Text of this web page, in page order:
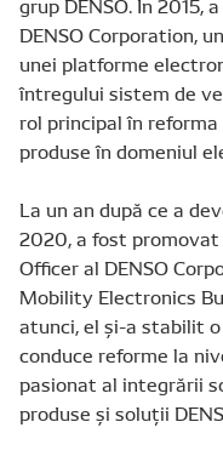
DENSO Corporation,
unei platforme
întregului sistem de
rol principal în
produse în domeniul
La un an după ce a
2020, a fost
Officer al DENSO
Mobility Electronics
atunci, el și-a stabilit
conduce reforme la
pasionat al integrării
produse și soluții